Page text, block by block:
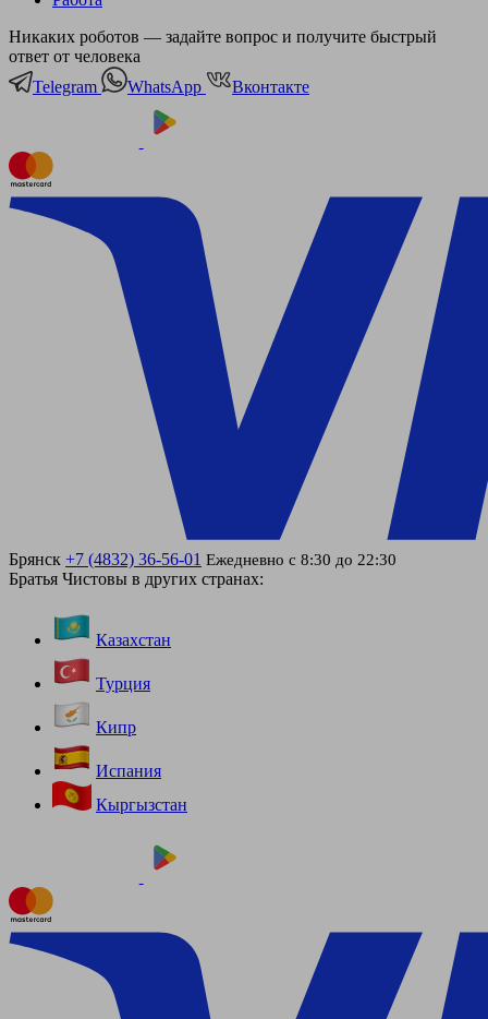
Никаких роботов — задайте вопрос и получите быстрый
ответ от человека
Telegram
WhatsApp Вконтакте
Брянск +7 (4832) 36-56-01 Ежедневно с 8:30 до 22:30
Братья Чистовы в других странах:
Казахстан
Турция
Кипр
Испания
Кыргызстан